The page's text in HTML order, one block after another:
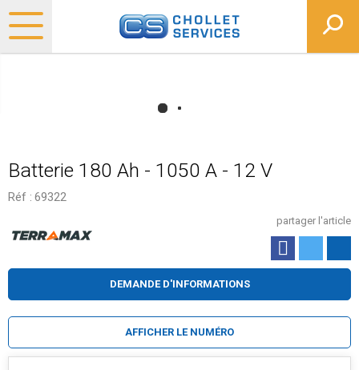
Batterie 180 Ah - 1050 A - 12 V
Réf : 69322
partager l'article
DEMANDE D'INFORMATIONS
AFFICHER LE NUMÉRO